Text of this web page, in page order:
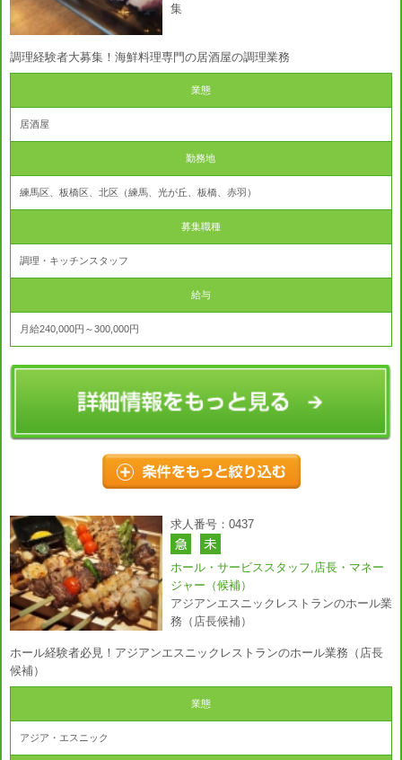
集
調理経験者大募集！海鮮料理専門の居酒屋の調理業務
業態
居酒屋
勤務地
練馬区、板橋区、北区（練馬、光が丘、板橋、赤羽）
募集職種
調理・キッチンスタッフ
給与
月給240,000円～300,000円
求人番号：0437
ホール・サービススタッフ,店長・マネー
ジャー（候補）
アジアンエスニックレストランのホール業
務（店長候補）
ホール経験者必見！アジアンエスニックレストランのホール業務（店長
候補）
業態
アジア・エスニック